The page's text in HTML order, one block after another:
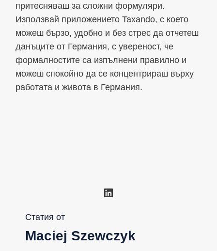
притесняваш за сложни формуляри.
Използвай приложението Taxando, с което
можеш бързо, удобно и без стрес да отчетеш
данъците от Германия, с увереност, че
формалностите са изпълнени правилно и
можеш спокойно да се концентрираш върху
работата и живота в Германия.
LinkedIn
Статия от
Maciej Szewczyk